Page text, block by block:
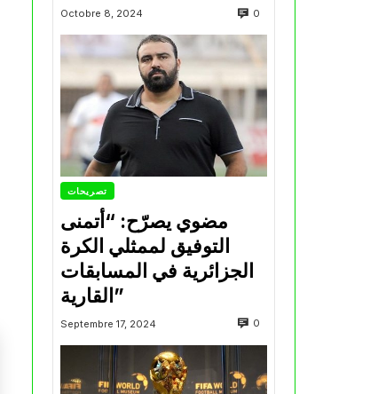
Octobre 8, 2024 0
تصريحات
مضوي يصرّح: “أتمنى
التوفيق لممثلي الكرة
الجزائرية في المسابقات
القارية”
Septembre 17, 2024 0